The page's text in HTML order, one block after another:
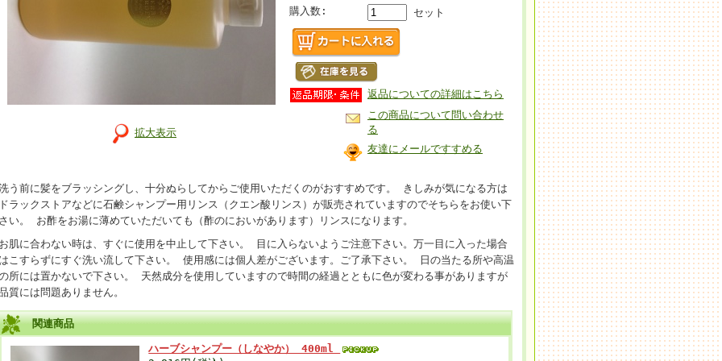
拡大表示
購入数: セット
返品についての詳細はこちら
この商品について問い合わせ
る
友達にメールですすめる
う前に髪をブラッシングし、十分ぬらしてからご使用いただくのがおすすめです。 きしみが気になる方は
ラックストアなどに石鹸シャンプー用リンス（クエン酸リンス）が販売されていますのでそちらをお使い下
い。 お酢をお湯に薄めていただいても（酢のにおいがあります）リンスになります。
肌に合わない時は、すぐに使用を中止して下さい。 目に入らないようご注意下さい。万一目に入った場合
こすらずにすぐ洗い流して下さい。 使用感には個人差がございます。ご了承下さい。 日の当たる所や高温
所には置かないで下さい。 天然成分を使用していますので時間の経過とともに色が変わる事がありますが
質には問題ありません。
関連商品
ハーブシャンプー（しなやか） 400ml